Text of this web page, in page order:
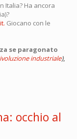
Italia? Ha ancora
Giocano con le
se paragonato
industriale),
occhio al